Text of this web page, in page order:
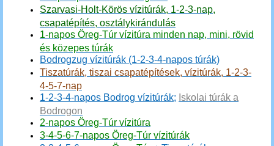
Szarvasi-Holt-Körös vízitúrák, 1-2-3-nap,
csapatépítés, osztálykirándulás
1-napos Öreg-Túr vízitúra minden nap, mini, rövid
és közepes túrák
Bodrogzug vízitúrák (1-2-3-4-napos túrák)
Tiszatúrák, tiszai csapatépítések, vízitúrák, 1-2-3-
4-5-7-nap
1-2-3-4-napos Bodrog vízitúrák; Iskolai túrák a
Bodrogon
2-napos Öreg-Túr vízitúra
3-4-5-6-7-napos Öreg-Túr vízitúrák